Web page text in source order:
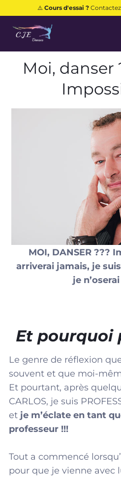
⚠️ Cours d'essai ?
Moi, danser
MOI, DANSER ???
arriverai jamais, je
je
Et pourquoi
Le genre de réflexion
souvent et que moi-
Et pourtant, après
CARLOS, je suis
et je m’éclate en tant
professeur !!!
Tout a commencé
pour que je vienne avec